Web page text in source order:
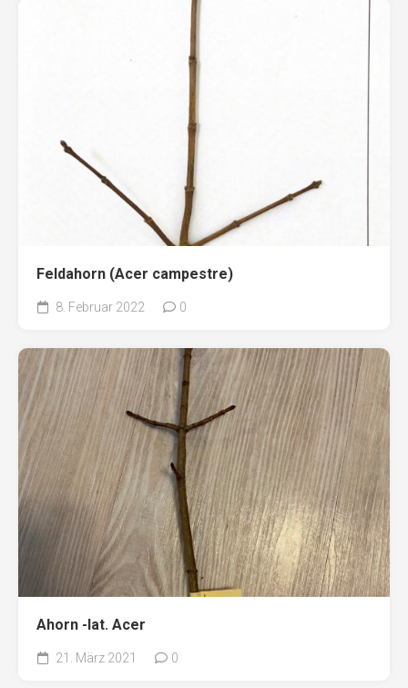
Feldahorn (Acer campestre)
8. Februar 2022 0
Ahorn -lat. Acer
21. März 2021 0